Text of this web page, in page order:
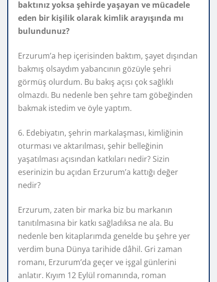
baktınız yoksa şehirde yaşayan ve mücadele
eden bir kişilik olarak kimlik arayışında mı
bulundunuz?
Erzurum’a hep içerisinden baktım, şayet dışından
bakmış olsaydım yabancının gözüyle şehri
görmüş olurdum. Bu bakış açısı çok sağlıklı
olmazdı. Bu nedenle ben şehre tam göbeğinden
bakmak istedim ve öyle yaptım.
6. Edebiyatın, şehrin markalaşması, kimliğinin
oturması ve aktarılması, şehir belleğinin
yaşatılması açısından katkıları nedir? Sizin
eserinizin bu açıdan Erzurum’a kattığı değer
nedir?
Erzurum, zaten bir marka biz bu markanın
tanıtılmasına bir katkı sağladıksa ne ala. Bu
nedenle ben kitaplarımda genelde bu şehre yer
verdim buna Dünya tarihide dâhil. Gri zaman
romanı, Erzurum’da geçer ve işgal günlerini
anlatır. Kıyım 12 Eylül romanında, roman